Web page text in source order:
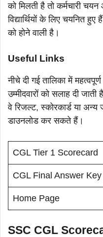
को मिलती है तो कर्मचारी
विद्यार्थियों के लिए चयनित
को होने वाली है।
Useful Links
नीचे दी गई तालिका में
उम्मीदवारों को सलाह दी
वे रिजल्ट, स्कोरकार्ड या
डाउनलोड कर सकते हैं।
CGL Tier 1 Scorecard
CGL Final Answer Key
Home Page
SSC CGL